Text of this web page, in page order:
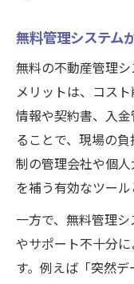
無料管理システム
無料の不動産管理
メリットは、コス
情報や契約書、入
ることで、現場の
制の管理会社や個
を補う有効なツール
一方で、無料管理
やサポート不十分
す。例えば「突然